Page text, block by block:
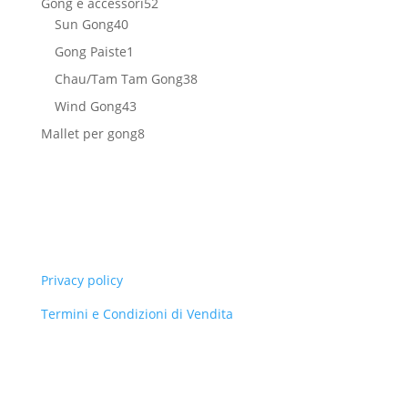
Sun Gong4040
prodotti
Gong Paiste1
prodotto
Chau/Tam Tam Gong3838
Wind Gong4343
prodotti
Mallet per gong88
Privacy policy
Termini e Condizioni di Vendita